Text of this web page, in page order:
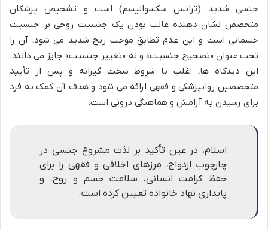
جنسی شدید (ترانس سکسوالیسم) است و تشخیص پزشکان
متخصص نشان دهنده غالب بودن یک جنسیت روحی بر جنسیت
جسمانی است و این عدم تطابق موجب رنج شدید می شود، آن را
تحت عنوان «تصحیح جنسیت» و نه «تغییر جنسیت» جایز می دانند.
این دیدگاه ها، اغلب با شروط سخت گیرانه و پس از تأیید
متخصصین روانپزشکی و فقهی ارائه می شود و هدف آن کمک به فرد
برای رسیدن به آرامش و هماهنگی درونی است.
اسلام، در عین تأکید بر لذت مشروع جنسی در
چارچوب ازدواج، مرزهای اخلاقی و فقهی را برای
حفظ کرامت انسانی، سلامت جسم و روح، و
پایداری نهاد خانواده تعیین کرده است.